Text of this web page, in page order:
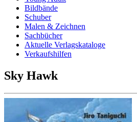
Bildbände
Schuber
Malen & Zeichnen
Sachbücher
Aktuelle Verlagskataloge
Verkaufshilfen
Sky Hawk